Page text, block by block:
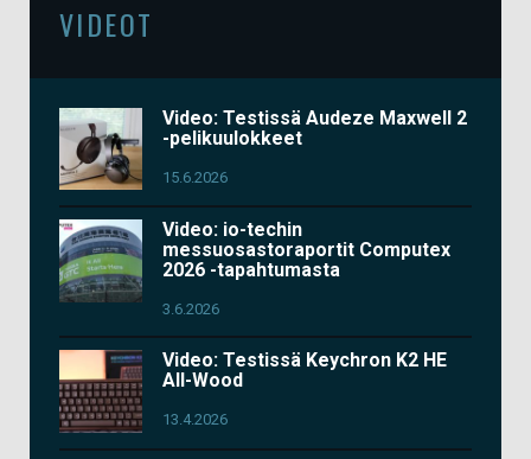
VIDEOT
Video: Testissä Audeze Maxwell 2
-pelikuulokkeet
15.6.2026
Video: io-techin
messuosastoraportit Computex
2026 -tapahtumasta
3.6.2026
Video: Testissä Keychron K2 HE
All-Wood
13.4.2026